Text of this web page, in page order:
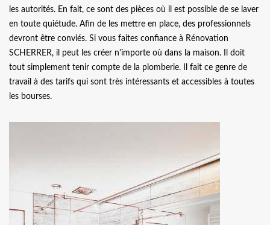
les autorités. En fait, ce sont des pièces où il est possible de se laver
en toute quiétude. Afin de les mettre en place, des professionnels
devront être conviés. Si vous faites confiance à Rénovation
SCHERRER, il peut les créer n'importe où dans la maison. Il doit
tout simplement tenir compte de la plomberie. Il fait ce genre de
travail à des tarifs qui sont très intéressants et accessibles à toutes
les bourses.